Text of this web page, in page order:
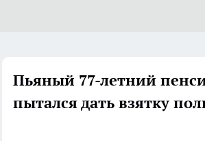
Пьяный 77-летний
пытался дать взятку